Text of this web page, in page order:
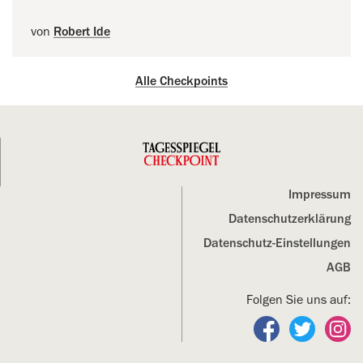
von Robert Ide
Alle Checkpoints
Impressum
Datenschutz­erklärung
Datenschutz-Einstellungen
AGB
Folgen Sie uns auf:
Folgen Sie